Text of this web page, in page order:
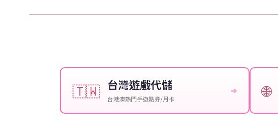
🇹🇼 台灣遊戲代儲
台港澳熱門手遊點券/月卡
➔ 🌐